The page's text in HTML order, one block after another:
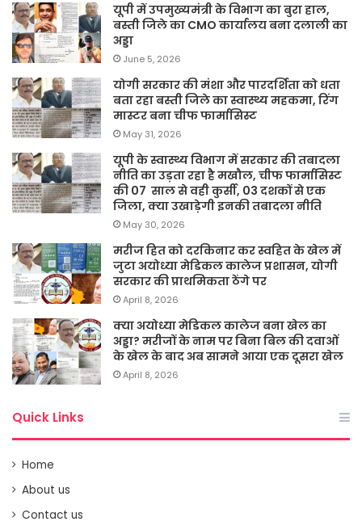
यूपी में उपमुख्यमंत्री के विभाग का बुरा हाल,
बस्ती जिले का CMO कार्यालय बना दलाली का
अड्डा
June 5, 2026
योगी सरकार की मंशा और पारदर्शिता को धता
बता रहा बस्ती जिले का स्वास्थ्य महकमा, रिंग
मास्टर बना चीफ फार्मासिस्ट
May 31, 2026
यूपी के स्वास्थ्य विभाग में सरकार की तबादला
नीति का उड़ता रहा है मखौल, चीफ फार्मासिस्ट
की 07 साल से वही कुर्सी, 03 दशकों से एक
जिला, क्या उखाड़ेगी इनकी तबादला नीति
May 30, 2026
मरीज हित को दरकिनार कर स्वहित के खेल में
जुटा अयोध्या मेडिकल कालेज प्रशासन, योगी
सरकार की प्राथमिकता ठेंगे पर
April 8, 2026
क्या अयोध्या मेडिकल कालेज बना खेल का
अड्डा? मरीजों के नाम पर बिना बिल की दवाओं
के खेल के बाद अब सामने आया एक दूसरा खेल
April 8, 2026
Quick Links
Home
About us
Contact us